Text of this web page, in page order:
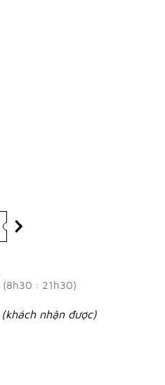
(8h30 : 21h30)
(khách nhận được)